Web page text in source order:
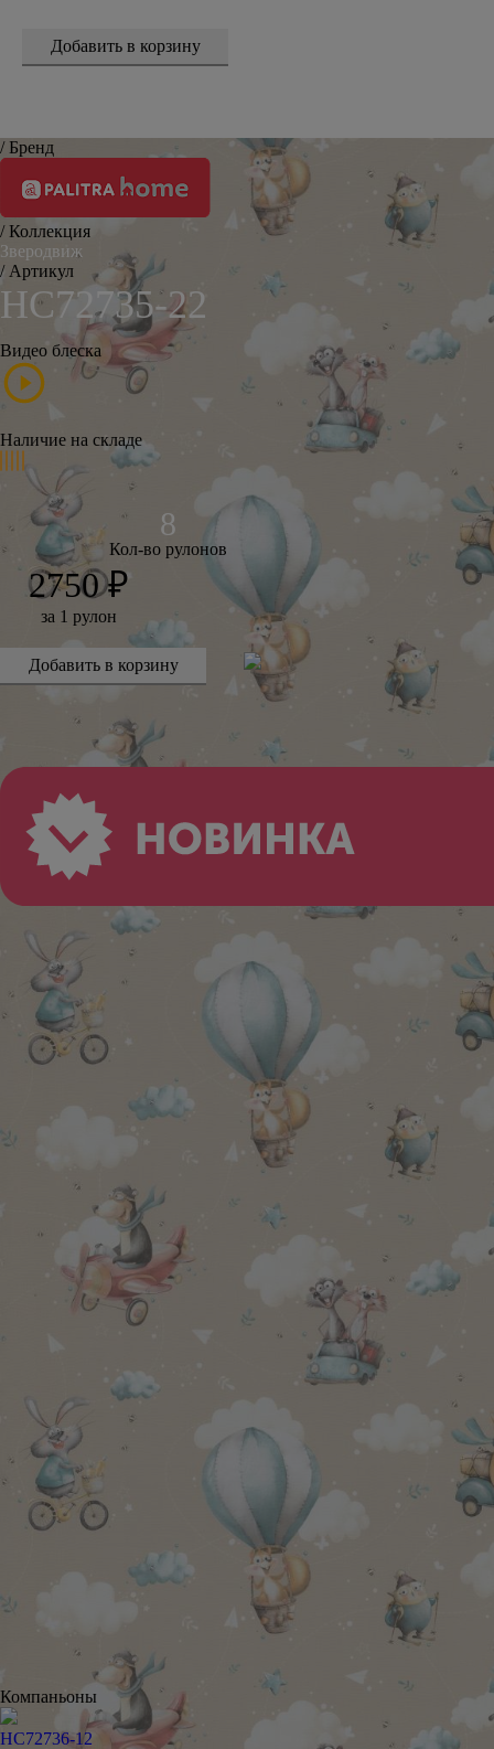
/ Бренд
/ Коллекция
Зверодвиж
/ Артикул
HC72735-22
Видео блеска
Наличие на складе
Кол-во рулонов
2750 ₽
за 1 рулон
Компаньоны
HC72736-12